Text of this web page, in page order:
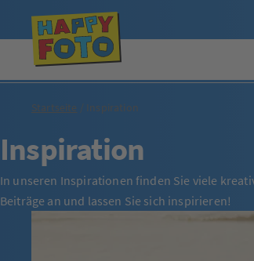
Startseite Inspiration
Inspiration
In unseren Inspirationen finden Sie viele
Beiträge an und lassen Sie sich inspirieren!